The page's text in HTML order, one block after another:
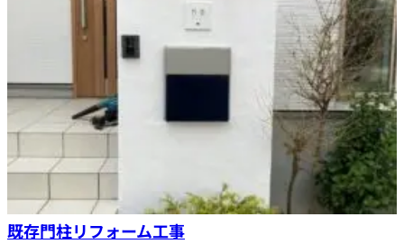
既存門柱リフォーム工事